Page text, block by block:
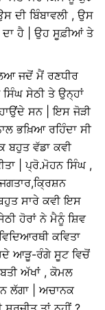
ਦੀ ਬਿੰਬਾਵਲੀ , ਉਸ
ਦਾ ਹੈ | ਉਹ ਸੂਫ਼ੀਆਂ ਤੇ
ਜਦੋਂ ਮੈਂ ਰਣਧੀਰ
ਸਿੰਘ ਸੇਠੀ ਤੇ ਉਨ੍ਹਾਂ
ਸਨ | ਇਸ ਜੋੜੀ
ਭਖ਼ਿਆ ਰਹਿੰਦਾ ਸੀ
ਬਹੁਤ ਵੱਡਾ ਕਵੀ
| ਪ੍ਰੋ.ਮੋਹਨ ਸਿੰਘ ,
ਸਾਰੇ ਕਵੀ ਇਸ
ਹੋਰਾਂ ਨੇ ਮੈਨੂੰ ਸ਼ਿਵ
ਕਵਿਤਾ
ਆੜੂ-ਰੰਗੇ ਸੂਟ ਵਿਚੋਂ
ਅੱਖਾਂ , ਕੋਮਲ
ਲੱਗਾ | ਅਚਾਨਕ